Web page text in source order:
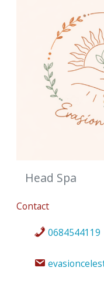
Head Spa
Contact
0684544119